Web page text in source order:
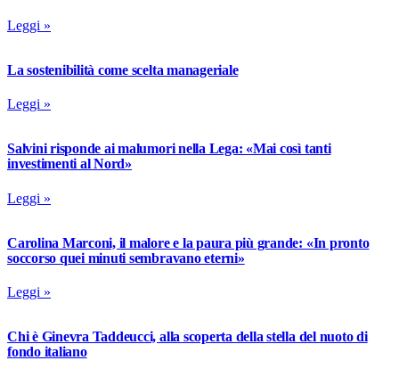
Leggi »
La sostenibilità come scelta manageriale
Leggi »
Salvini risponde ai malumori nella Lega: «Mai così tanti
investimenti al Nord»
Leggi »
Carolina Marconi, il malore e la paura più grande: «In pronto
soccorso quei minuti sembravano eterni»
Leggi »
Chi è Ginevra Taddeucci, alla scoperta della stella del nuoto di
fondo italiano